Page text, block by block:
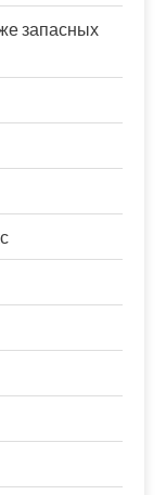
запасных